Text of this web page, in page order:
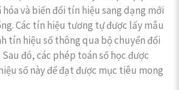
và biến đổi tín hiệu sang dạng mới
Các tín hiệu tương tự được lấy mẫu
tín hiệu số thông qua bộ chuyển đổi
đó, các phép toán số học được
số này để đạt được mục tiêu mong